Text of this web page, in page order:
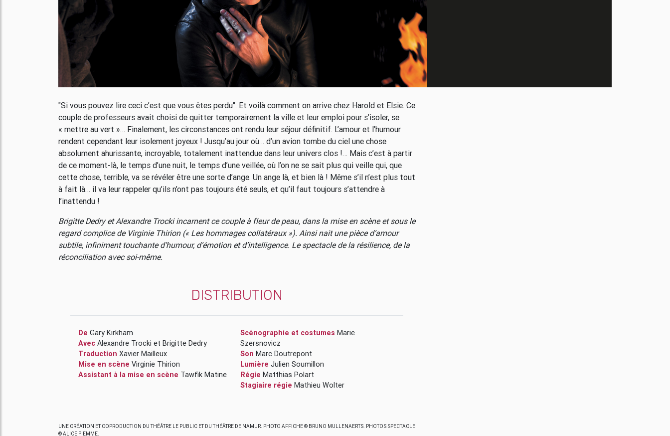
"Si vous pouvez lire ceci c’est que vous êtes perdu". Et voilà comment on arrive chez Harold et Elsie. Ce
couple de professeurs avait choisi de quitter temporairement la ville et leur emploi pour s’isoler, se
« mettre au vert »… Finalement, les circonstances ont rendu leur séjour définitif. L’amour et l’humour
rendent cependant leur isolement joyeux ! Jusqu’au jour où… d’un avion tombe du ciel une chose
absolument ahurissante, incroyable, totalement inattendue dans leur univers clos !… Mais c’est à partir
de ce moment-là, le temps d’une nuit, le temps d’une veillée, où l’on ne se sait plus qui veille qui, que
cette chose, terrible, va se révéler être une sorte d’ange. Un ange là, et bien là ! Même s’il n’est plus tout
à fait là… il va leur rappeler qu’ils n’ont pas toujours été seuls, et qu’il faut toujours s’attendre à
l’inattendu !
Brigitte Dedry et Alexandre Trocki incarnent ce couple à fleur de peau, dans la mise en scène et sous le
regard complice de Virginie Thirion (« Les hommages collatéraux »). Ainsi nait une pièce d’amour
subtile, infiniment touchante d’humour, d’émotion et d’intelligence. Le spectacle de la résilience, de la
réconciliation avec soi-même.
DISTRIBUTION
De Gary Kirkham
Avec
Alexandre Trocki et Brigitte Dedry
Traduction Xavier Mailleux
Mise en scène Virginie Thirion
Assistant à la mise en scène Tawfik Matine
Scénographie et costumes Marie
Szersnovicz
Son Marc Doutrepont
Lumière Julien Soumillon
Régie Matthias Polart
Stagiaire régie Mathieu Wolter
UNE CRÉATION ET COPRODUCTION DU THÉÂTRE LE PUBLIC ET DU THÉÂTRE DE NAMUR. PHOTO AFFICHE © BRUNO MULLENAERTS. PHOTOS SPECTACLE
© ALICE PIEMME.